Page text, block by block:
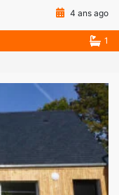
4 ans ago
1